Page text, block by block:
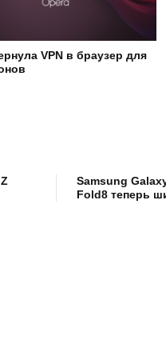
VPN в браузер для
Samsung
Fold8 теперь